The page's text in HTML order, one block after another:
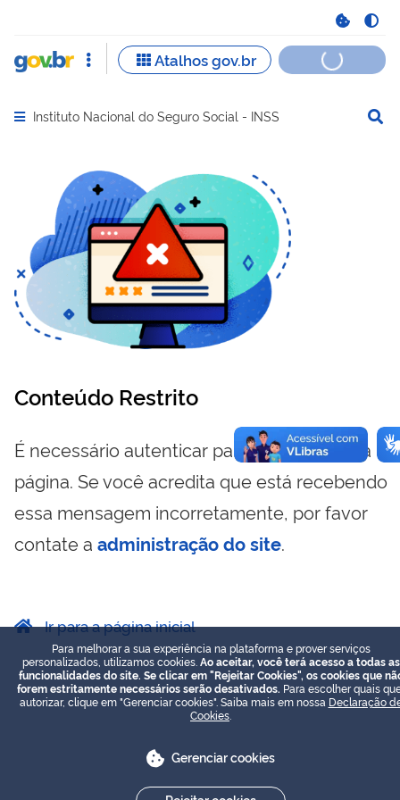
Abrir menu principal de navegação
Instituto Nacional do Seguro Social - INSS
Conteúdo Restrito
É necessário autenticar para visualizar essa
página. Se você acredita que está recebendo
essa mensagem incorretamente, por favor
contate a administração do site.
Ir para a página inicial
Para melhorar a sua experiência na plataforma e prover serviços
personalizados, utilizamos cookies. Ao aceitar, você terá acesso a todas as
funcionalidades do site. Se clicar em "Rejeitar Cookies", os cookies que
forem estritamente necessários serão desativados. Para escolher quais
autorizar, clique em "Gerenciar cookies". Saiba mais em nossa Declaração
Cookies
Gerenciar cookies